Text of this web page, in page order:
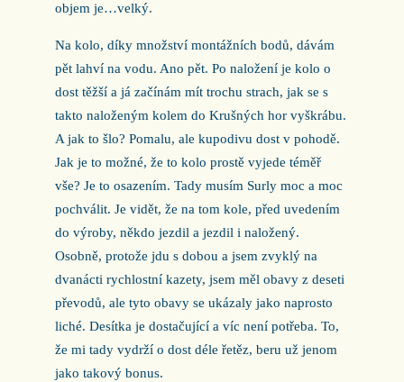
objem je…velký.
Na kolo, díky množství montážních bodů, dávám
pět lahví na vodu. Ano pět. Po naložení je kolo o
dost těžší a já začínám mít trochu strach, jak se s
takto naloženým kolem do Krušných hor vyškrábu.
A jak to šlo? Pomalu, ale kupodivu dost v pohodě.
Jak je to možné, že to kolo prostě vyjede téměř
vše? Je to osazením. Tady musím Surly moc a moc
pochválit. Je vidět, že na tom kole, před uvedením
do výroby, někdo jezdil a jezdil i naložený.
Osobně, protože jdu s dobou a jsem zvyklý na
dvanácti rychlostní kazety, jsem měl obavy z deseti
převodů, ale tyto obavy se ukázaly jako naprosto
liché. Desítka je dostačující a víc není potřeba. To,
že mi tady vydrží o dost déle řetěz, beru už jenom
jako takový bonus.